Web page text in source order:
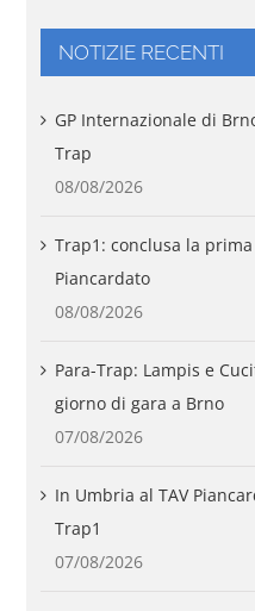
NOTIZIE RECENTI
GP Internazionale di
Trap
08/08/2026
Trap1: conclusa la
Piancardato
08/08/2026
Para-Trap: Lampis e
giorno di gara a Brno
07/08/2026
In Umbria al TAV
Trap1
07/08/2026